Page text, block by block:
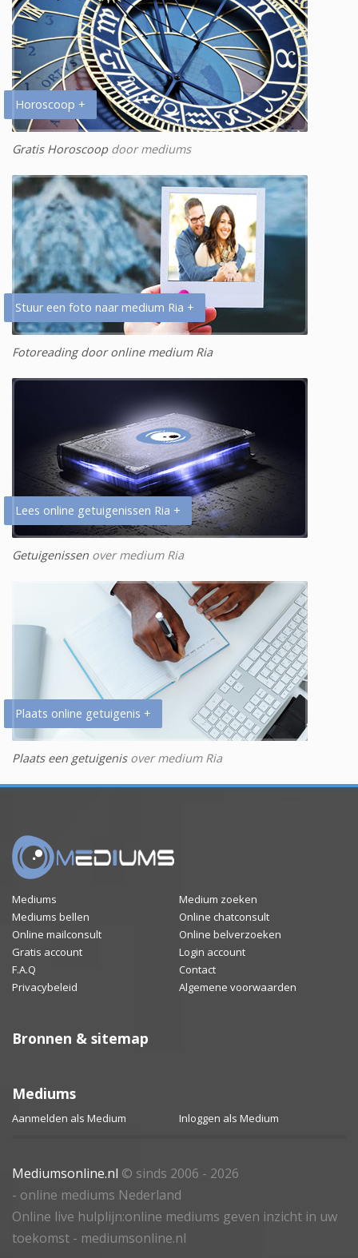
Horoscoop +
Gratis Horoscoopdoor mediums
Stuur een foto naar medium Ria +
Fotoreading door online medium Ria
Lees online getuigenissen Ria +
Getuigenissen over medium Ria
Plaats online getuigenis +
Plaats een getuigenisover medium Ria
Mediums
Medium zoeken
Mediums bellen
Online chatconsult
Online mailconsult
Online belverzoeken
Gratis account
Login account
F.A.Q
Contact
Privacybeleid
Algemene voorwaarden
Bronnen & sitemap
Mediums
Aanmelden als Medium Inloggen als Medium
Mediumsonline.nl © sinds 2006 - 2026
- online mediums Nederland
Online live hulplijn:online mediums geven inzicht in uw
toekomst - mediumsonline.nl